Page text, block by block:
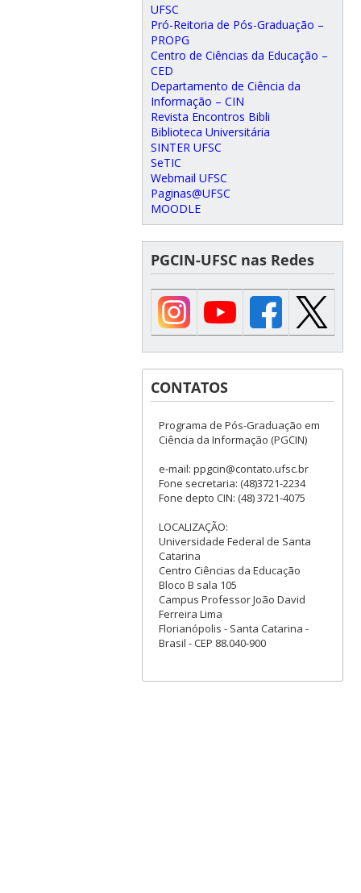
UFSC
Pró-Reitoria de Pós-Graduação –
PROPG
Centro de Ciências da Educação –
CED
Departamento de Ciência da
Informação – CIN
Revista Encontros Bibli
Biblioteca Universitária
SINTER UFSC
SeTIC
Webmail UFSC
Paginas@UFSC
MOODLE
PGCIN-UFSC nas Redes
CONTATOS
Programa de Pós-Graduação em
Ciência da Informação (PGCIN)
e-mail: ppgcin@contato.ufsc.br
Fone secretaria: (48)3721-2234
Fone depto CIN: (48) 3721-4075
LOCALIZAÇÃO:
Universidade Federal de Santa
Catarina
Centro Ciências da Educação
Bloco B sala 105
Campus Professor João David
Ferreira Lima
Florianópolis - Santa Catarina -
Brasil - CEP 88.040-900